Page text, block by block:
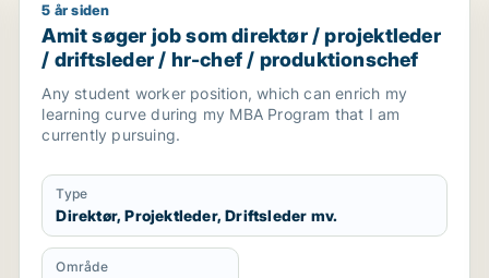
/ marketingmedarbejder / sælger / forretningsudvikler
Amit søger job som direktør / projektleder /
5 år siden
Amit søger job som direktør / projektleder
/ driftsleder / hr-chef / produktionschef
Any student worker position, which can enrich my
learning curve during my MBA Program that I am
currently pursuing.
Type
Direktør, Projektleder, Driftsleder mv.
Område